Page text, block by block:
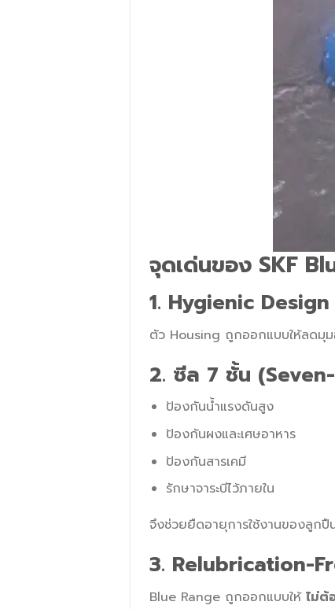
จุดเด่นของ SKF
1. Hygienic Design
ตัว Housing ถูกออกแบบให้ลดมุม
2. ซีล 7 ชั้น
ป้องกันน้ำแรงดันสูง
ป้องกันผงและเศษอาหาร
ป้องกันสารเคมี
รักษาจาระบีไว้ภายใน
จึงช่วยยืดอายุการใช้งานของลูกปื
3. Relubrication-
Blue Range ถูกออกแบบให้ไม่ต้